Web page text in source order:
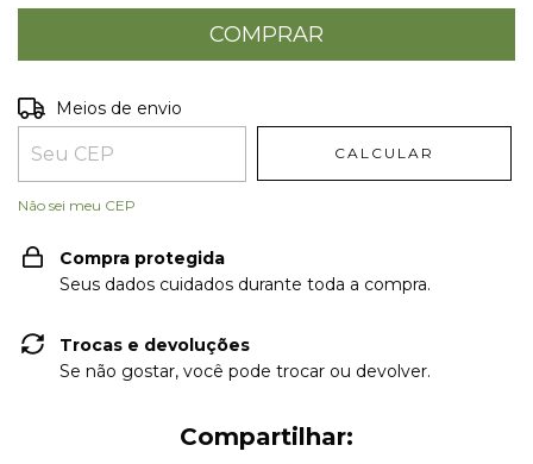
Entregas para o CEP:
Meios de envio
CALCULAR
Não sei meu CEP
Compra protegida
Seus dados cuidados durante toda a compra.
Trocas e devoluções
Se não gostar, você pode trocar ou devolver.
Compartilhar: